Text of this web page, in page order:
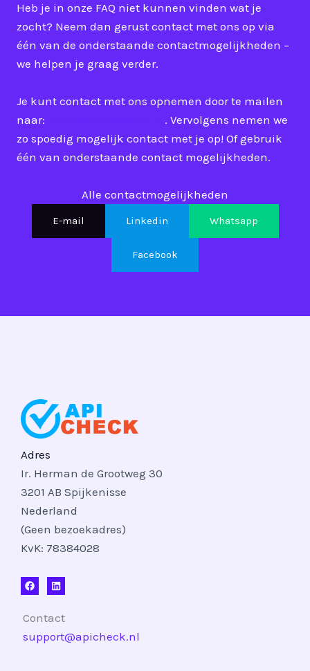
Heb je in onze FAQ niet kunnen vinden wat je
zocht? Neem dan gerust contact met ons op via
één van de onderstaande contactmogelijkheden –
we helpen je graag verder.
Je kunt contact met ons opnemen door te mailen
naar:
. Vervolgens nemen we
zo spoedig mogelijk contact met je op! Of gebruik
één van onderstaande contact mogelijkheden.
Alle contactmogelijkheden
E-mail Linkedin Whatsapp
Facebook
Adres
Ir. Herman de Grootweg 30
3201 AB Spijkenisse
Nederland
(Geen bezoekadres)
KvK: 78384028
Contact
support@apicheck.nl